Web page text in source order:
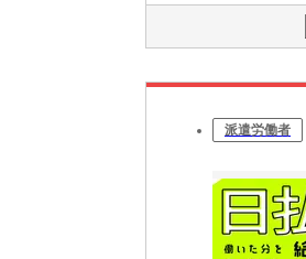
派遣労働者